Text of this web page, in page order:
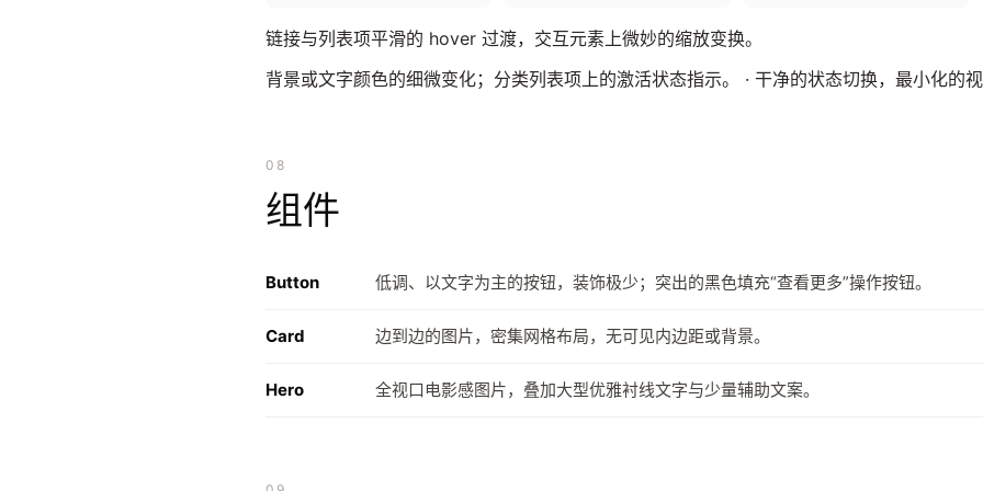
链接与列表项平滑的 hover 过渡，交互元素上微妙的缩放变换。
背景或文字颜色的细微变化；分类列表项上的激活状态指示。 · 干净的状态切换，最小化的视
08
组件
Button 低调、以文字为主的按钮，装饰极少；突出的黑色填充“查看更多”操作按钮。
Card 边到边的图片，密集网格布局，无可见内边距或背景。
Hero 全视口电影感图片，叠加大型优雅衬线文字与少量辅助文案。